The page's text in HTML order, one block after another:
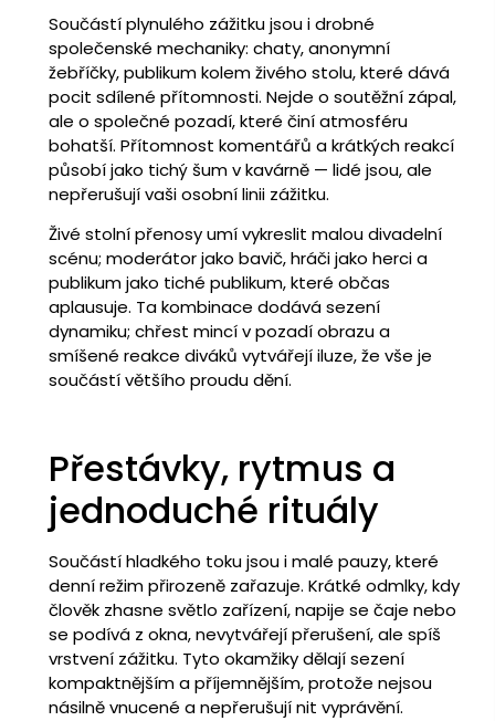
Součástí plynulého zážitku jsou i drobné
společenské mechaniky: chaty, anonymní
žebříčky, publikum kolem živého stolu, které dává
pocit sdílené přítomnosti. Nejde o soutěžní zápal,
ale o společné pozadí, které činí atmosféru
bohatší. Přítomnost komentářů a krátkých reakcí
působí jako tichý šum v kavárně — lidé jsou, ale
nepřerušují vaši osobní linii zážitku.
Živé stolní přenosy umí vykreslit malou divadelní
scénu; moderátor jako bavič, hráči jako herci a
publikum jako tiché publikum, které občas
aplausuje. Ta kombinace dodává sezení
dynamiku; chřest mincí v pozadí obrazu a
smíšené reakce diváků vytvářejí iluze, že vše je
součástí většího proudu dění.
Přestávky, rytmus a
jednoduché rituály
Součástí hladkého toku jsou i malé pauzy, které
denní režim přirozeně zařazuje. Krátké odmlky, kdy
člověk zhasne světlo zařízení, napije se čaje nebo
se podívá z okna, nevytvářejí přerušení, ale spíš
vrstvení zážitku. Tyto okamžiky dělají sezení
kompaktnějším a příjemnějším, protože nejsou
násilně vnucené a nepřerušují nit vyprávění.